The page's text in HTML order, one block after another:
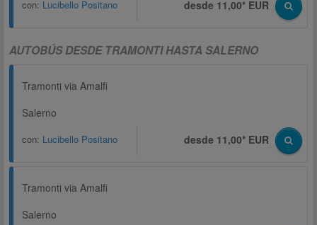
con: Lucibello Positano desde 11,00* EUR
AUTOBÚS DESDE TRAMONTI HASTA SALERNO
Tramonti via Amalfi
Salerno
con: Lucibello Positano desde 11,00* EUR
Tramonti via Amalfi
Salerno